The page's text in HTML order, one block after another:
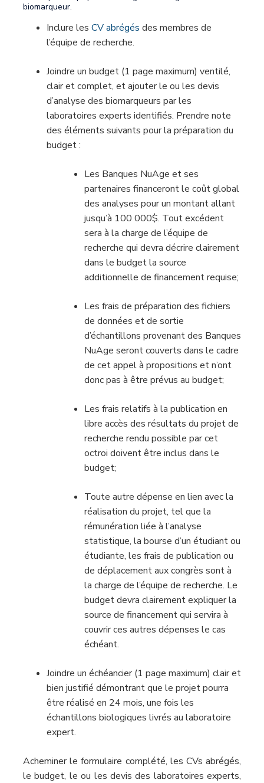
biomarqueur.
Inclure les CV abrégés des membres de
l’équipe de recherche.
Joindre un budget (1 page maximum) ventilé,
clair et complet, et ajouter le ou les devis
d’analyse des biomarqueurs par les
laboratoires experts identifiés. Prendre note
des éléments suivants pour la préparation du
budget :
Les Banques NuAge et ses
partenaires financeront le coût global
des analyses pour un montant allant
jusqu’à 100 000$. Tout excédent
sera à la charge de l’équipe de
recherche qui devra décrire clairement
dans le budget la source
additionnelle de financement requise;
Les frais de préparation des fichiers
de données et de sortie
d’échantillons provenant des Banques
NuAge seront couverts dans le cadre
de cet appel à propositions et n’ont
donc pas à être prévus au budget;
Les frais relatifs à la publication en
libre accès des résultats du projet de
recherche rendu possible par cet
octroi doivent être inclus dans le
budget;
Toute autre dépense en lien avec la
réalisation du projet, tel que la
rémunération liée à l’analyse
statistique, la bourse d’un étudiant ou
étudiante, les frais de publication ou
de déplacement aux congrès sont à
la charge de l’équipe de recherche. Le
budget devra clairement expliquer la
source de financement qui servira à
couvrir ces autres dépenses le cas
échéant.
Joindre un échéancier (1 page maximum) clair et
bien justifié démontrant que le projet pourra
être réalisé en 24 mois, une fois les
échantillons biologiques livrés au laboratoire
expert.
Acheminer le formulaire complété, les CVs abrégés,
le budget, le ou les devis des laboratoires experts,